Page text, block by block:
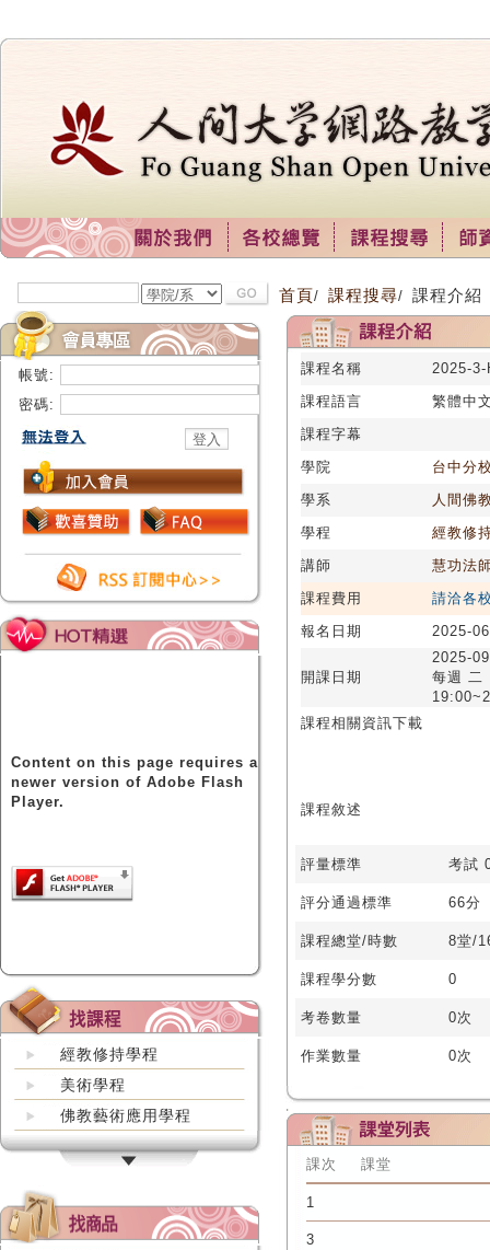
帳號:
密碼:
Content on this page requires a
newer version of Adobe Flash
Player.
經教修持學程
美術學程
佛教藝術應用學程
首頁/ 課程搜尋/ 課程介紹
課程名稱
2025-3-
課程語言
繁體中
課程字幕
學院
台中分
學系
人間佛
學程
經教修
講師
慧功法
課程費用
請洽各
報名日期
2025-
開課日期
2025-
每週 二
課程相關資訊下載
課程敘述
評量標準 考試
評分通過標準 66分
課程總堂/時數 8堂/
課程學分數 0
考卷數量 0次
作業數量 0次
課次 課堂
1
3